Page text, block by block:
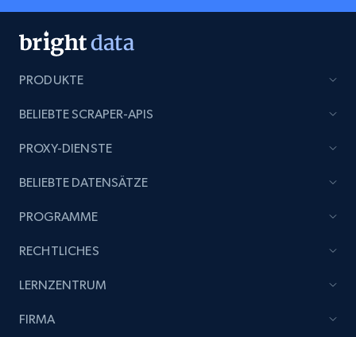
PRODUKTE
BELIEBTE SCRAPER-APIS
PROXY-DIENSTE
BELIEBTE DATENSÄTZE
PROGRAMME
RECHTLICHES
LERNZENTRUM
FIRMA